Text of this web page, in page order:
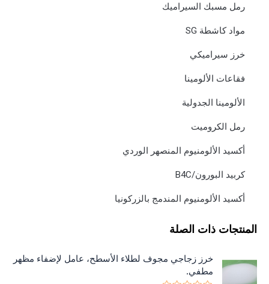
رمل مسبك السيراميك
مواد كاشطة SG
خرز سيراميكي
فقاعات الألومينا
الألومينا الجدولية
رمل الكروميت
أكسيد الألومنيوم المنصهر الوردي
كربيد البورون/B4C
أكسيد الألومنيوم المندمج بالزركونيا
المنتجات ذات الصلة
خرز زجاجي مجوف لطلاء الأسطح، عامل لإضفاء مظهر
مطفي.
السعر
الأصلي
هو:
الحالي